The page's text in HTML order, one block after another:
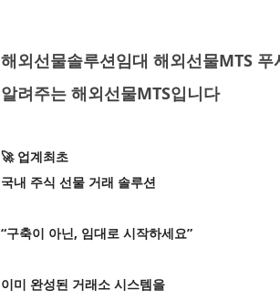
해외선물솔루션임대 해외선물MTS
알려주는 해외선물MTS입니다
🚀 업계최초
국내 주식 선물 거래 솔루션
“구축이 아닌, 임대로 시작하세요”
이미 완성된 거래소 시스템을